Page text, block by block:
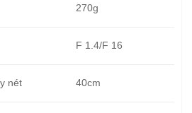
270g
F 1.4/F 16
nét 40cm